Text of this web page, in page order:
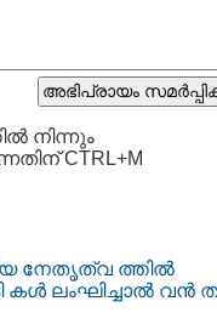
നിന്നും
CTRL+M
നേതൃത്വ ത്തില്‍
ലംഘിച്ചാല്‍ വന്‍